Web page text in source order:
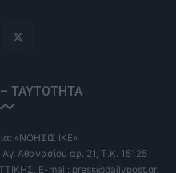
– ΤΑΥΤΌΤΗΤΑ
«ΝΟΗΣΙΣ ΙΚΕ»
Αθανασίου αρ. 21, Τ.Κ. 15125
E-mail: press@dailypost.gr,